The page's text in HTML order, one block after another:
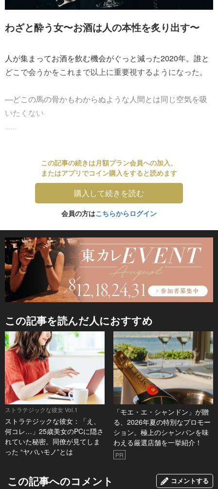
わざと酔う女〜お酒は人の本性を炙り出す〜
人が集まってお酒を飲む機会がぐっと減った2020年。誰と
どこで会うかをこれまで以上に重要視するようになった。
—どこの馬の骨かもわからぬような人間とは同じ空気を吸
いたくない
......
この記事の続きは月額プラン会員への加入、
またはアプリでコイン購入をすると読めます
購入して続きを読む
会員の方はこちらからログイン
この記事を読んだ人におすすめ
ストラテジックな彼女 Vol.1
ストラテジックな彼女：「え、
何コレ…」25歳美女のPCに隠さ
れていた秘密。同僚が見てしま
った “ヤバいモノ”とは
「モエ・エ・シャンドン」が贈
る、2026年夏の特別なプロモー
ション。極上のシャンパンを味
わえる厳選店舗を一挙紹介！
PR
この記事へのコメント コメントする